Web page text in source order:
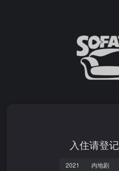
入住请登记
2021 内地剧